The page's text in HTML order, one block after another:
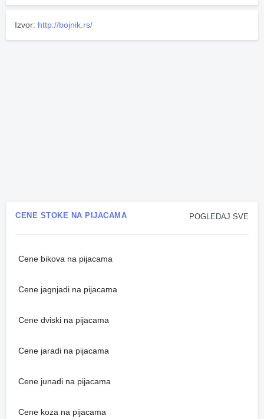
Izvor: http://bojnik.rs/
POGLEDAJ SVE
CENE STOKE NA PIJACAMA
Cene bikova na pijacama
Cene jagnjadi na pijacama
Cene dviski na pijacama
Cene jaradi na pijacama
Cene junadi na pijacama
Cene koza na pijacama